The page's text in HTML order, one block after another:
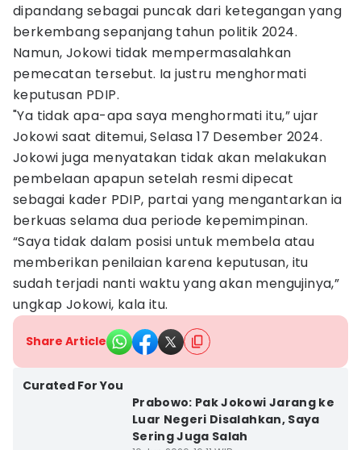
dipandang sebagai puncak dari ketegangan yang
berkembang sepanjang tahun politik 2024.
Namun, Jokowi tidak mempermasalahkan
pemecatan tersebut. Ia justru menghormati
keputusan PDIP.
"Ya tidak apa-apa saya menghormati itu,” ujar
Jokowi saat ditemui, Selasa 17 Desember 2024.
Jokowi juga menyatakan tidak akan melakukan
pembelaan apapun setelah resmi dipecat
sebagai kader PDIP, partai yang mengantarkan ia
berkuas selama dua periode kepemimpinan.
“Saya tidak dalam posisi untuk membela atau
memberikan penilaian karena keputusan, itu
sudah terjadi nanti waktu yang akan mengujinya,”
ungkap Jokowi, kala itu.
Share Article
Curated For You
Prabowo: Pak Jokowi Jarang ke
Luar Negeri Disalahkan, Saya
Sering Juga Salah